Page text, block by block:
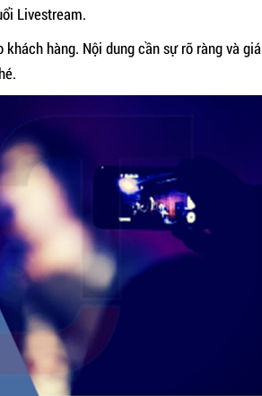
Livestream.
hàng. Nội dung cần sự rõ ràng và